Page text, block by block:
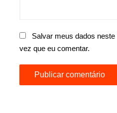
Salvar meus dados
vez que eu comentar.